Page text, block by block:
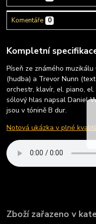
Komentáře 0
Kompletní
Píseň ze známého
(hudba) a Trevor Nunn
orchestr, klavír, el. piano,
sólový hlas napsal Daniel
jsou v tónině B dur.
Notová ukázka v plné
Zboží zařazeno v